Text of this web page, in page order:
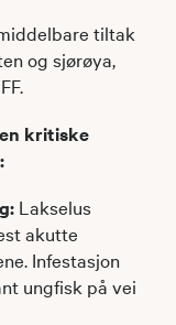
tiltak
og sjørøya,
kritiske
Lakselus
akutte
Infestasjon
ungfisk på vei